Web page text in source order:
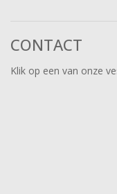
CONTACT
Klik op een van onze